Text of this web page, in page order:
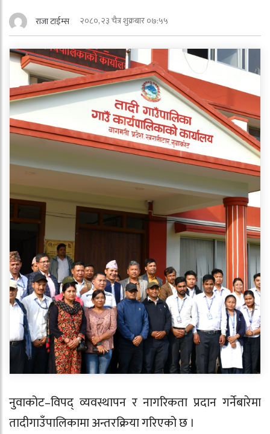
राजा टाईम्स २०८०, २३ चैत्र शुक्रबार ०७:५५
नुवाकोट–विपद् व्यवस्थापन र नागरिकता प्रदान गर्नेबारेमा
तादीगाउँपालिकामा अन्तरक्रिया गरिएको छ ।